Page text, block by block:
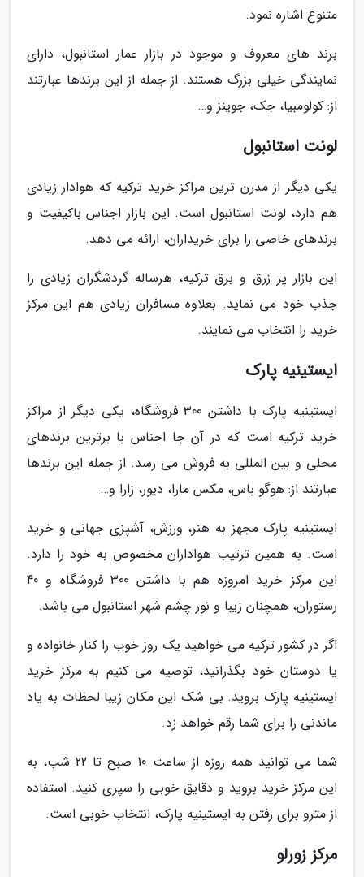
متنوع اشاره نمود.
برند های معروف و موجود در بازار عمار استانبول، دارای
نمایندگی خیلی بزرگ هستند. از جمله از این برندها عبارتند
از: کولومبیا، جک، جوینز و…
لونت استانبول
یکی دیگر از مدرن ترین مراکز خرید ترکیه که هوادار زیادی
هم دارد، لونت استانبول است. این بازار اجناس باکیفیت و
برندهای خاصی را برای خریداران، ارائه می دهد.
این بازار پر زرق و برق ترکیه، هرساله گردشگران زیادی را
جذب خود می نماید. بعلاوه مسافران زیادی هم این مرکز
خرید را انتخاب می نمایند.
ایستینیه پارک
ایستینیه پارک با داشتن 300 فروشگاه، یکی دیگر از مراکز
خرید ترکیه است که در آن جا اجناس با برترین برندهای
محلی و بین المللی به فروش می رسد. از جمله این برندها
عبارتند از: هوگو باس، مکس مارا، دیور، زارا و…
ایستینیه پارک مجهز به هنر، ورزش، آشپزی جهانی و خرید
است. به همین ترتیب هواداران مخصوص به خود را دارد.
این مرکز خرید امروزه هم با داشتن 300 فروشگاه و 40
رستوران، همچنان زیبا و نور چشم شهر استانبول می باشد.
اگر در کشور ترکیه می خواهید یک روز خوب را کنار خانواده و
یا دوستان خود بگذرانید، توصیه می کنیم به مرکز خرید
ایستینیه پارک بروید. بی شک این مکان زیبا لحظات به یاد
ماندنی را برای شما رقم خواهد زد.
شما می توانید همه روزه از ساعت 10 صبح تا 22 شب، به
این مرکز خرید بروید و دقایق خوبی را سپری کنید. استفاده
از مترو برای رفتن به ایستینیه پارک، انتخاب خوبی است.
مرکز زورلو